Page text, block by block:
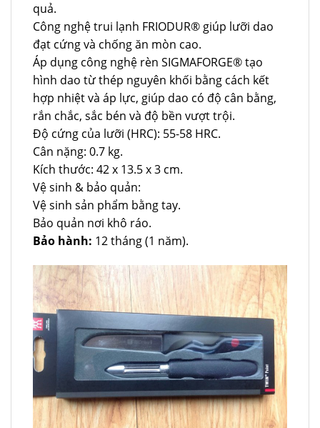
quả.
Công nghệ trui lạnh FRIODUR® giúp lưỡi dao
đạt cứng và chống ăn mòn cao.
Áp dụng công nghệ rèn SIGMAFORGE® tạo
hình dao từ thép nguyên khối bằng cách kết
hợp nhiệt và áp lực, giúp dao có độ cân bằng,
rắn chắc, sắc bén và độ bền vượt trội.
Độ cứng của lưỡi (HRC): 55-58 HRC.
Cân nặng: 0.7 kg.
Kích thước: 42 x 13.5 x 3 cm.
Vệ sinh & bảo quản:
Vệ sinh sản phẩm bằng tay.
Bảo quản nơi khô ráo.
Bảo hành: 12 tháng (1 năm).